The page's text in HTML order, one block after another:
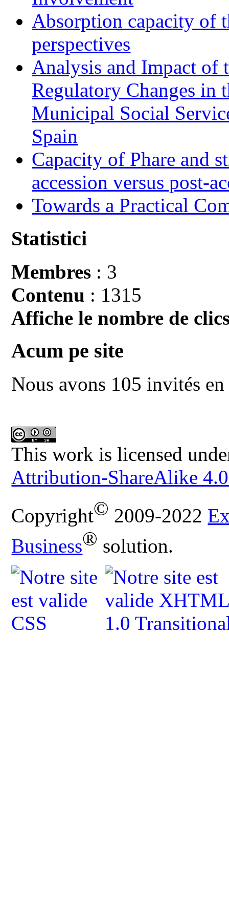
Absorption capacity of
perspectives
Analysis and Impact of
Regulatory Changes in
Municipal Social
Spain
Capacity of Phare and
accession versus post-
Towards a Practical
Statistici
Membres : 3
Contenu : 1315
Affiche le nombre de
Acum pe site
Nous avons 105 invités
This work is licensed
Attribution-ShareAlike
Copyright© 2009-2022
Business® solution.